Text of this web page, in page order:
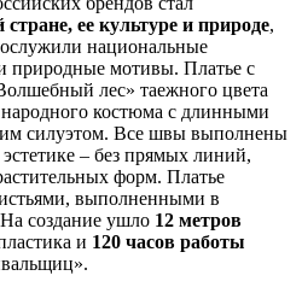
ее культуре и природе,
национальные
природные мотивы. Платье с
лес» таежного цвета
народного костюма с длинными
силуэтом. Все швы выполнены
– без прямых линий,
форм. Платье
выполненными в
создание ушло 12 метров
и 120 часов работы